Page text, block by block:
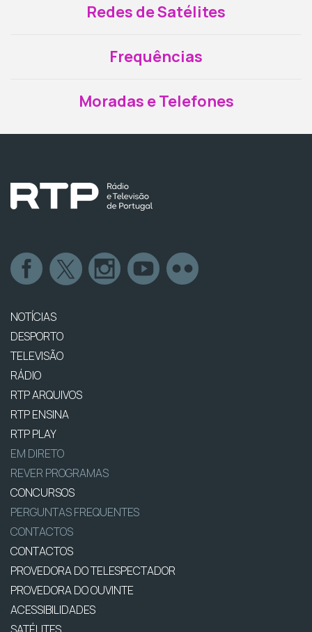
Redes de Satélites
Frequências
Moradas e Telefones
NOTÍCIAS
DESPORTO
TELEVISÃO
RÁDIO
RTP ARQUIVOS
RTP ENSINA
RTP PLAY
EM DIRETO
REVER PROGRAMAS
CONCURSOS
PERGUNTAS FREQUENTES
CONTACTOS
CONTACTOS
PROVEDORA DO TELESPECTADOR
PROVEDORA DO OUVINTE
ACESSIBILIDADES